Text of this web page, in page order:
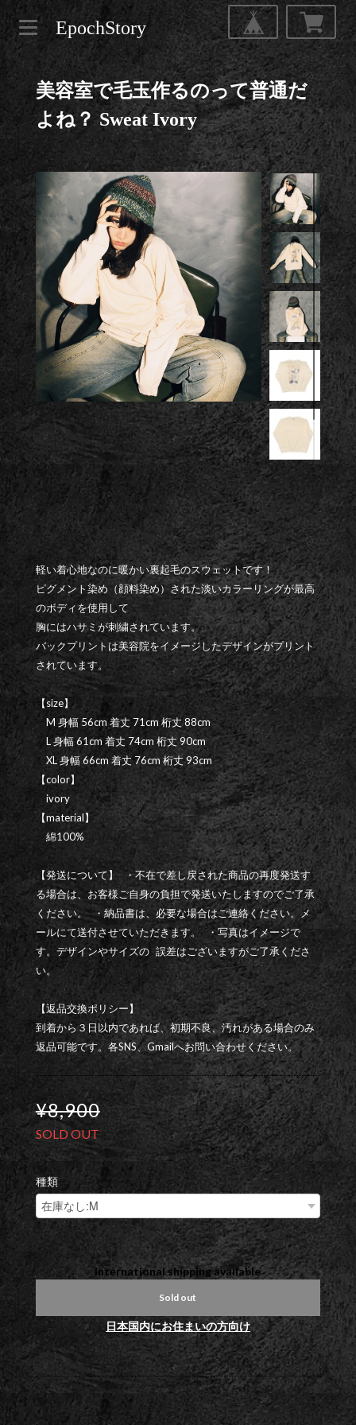
EpochStory
美容室で毛玉作るのって普通だ
よね？ Sweat Ivory
軽い着心地なのに暖かい裏起毛のスウェットです！
ピグメント染め（顔料染め）された淡いカラーリングが最高
のボディを使用して
胸にはハサミが刺繍されています。
バックプリントは美容院をイメージしたデザインがプリント
されています。
【size】
M 身幅 56cm 着丈 71cm 桁丈 88cm
L 身幅 61cm 着丈 74cm 桁丈 90cm
XL 身幅 66cm 着丈 76cm 桁丈 93cm
【color】
ivory
【material】
綿100%
【発送について】 ・不在で差し戻された商品の再度発送す
る場合は、お客様ご自身の負担で発送いたしますのでご了承
ください。 ・納品書は、必要な場合はご連絡ください。メ
ールにて送付させていただきます。 ・写真はイメージで
す。デザインやサイズの 誤差はございますがご了承くださ
い。
【返品交換ポリシー】
到着から３日以内であれば、初期不良、汚れがある場合のみ
返品可能です。各SNS、Gmailへお問い合わせください。
¥8,900
SOLD OUT
種類
International shipping available
Sold out
日本国内にお住まいの方向け